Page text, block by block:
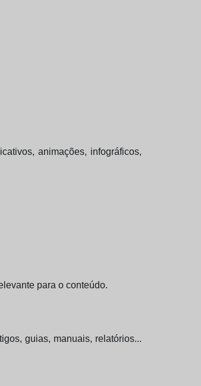
animações, infográficos,
para o conteúdo.
guias, manuais, relatórios...